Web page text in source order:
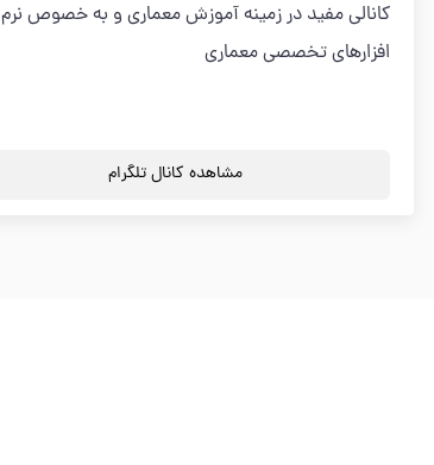
کانالی مفید در زمینه آموزش معماری و به خصوص نرم
افزارهای تخصصی معماری
مشاهده کانال تلگرام